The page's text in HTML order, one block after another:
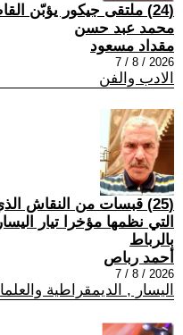
(24) ملتقى جيكور يؤبّن
محمد عبد حسن
مقداد مسعود
2026 / 8 / 7
الادب والفن
(25) قبسات من النقاش
التي نظمها مؤخرا تيار
بالرباط
أحمد رباص
2026 / 8 / 7
اليسار , الديمقراطية